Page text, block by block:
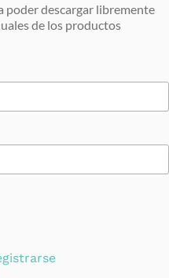
poder descargar libremente
de los productos